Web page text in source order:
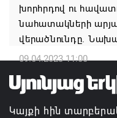
Ռուսաստանի
ուկրաինական
07.08.2026 14:32
TRIP ծրագրով 120
Հայաստանի մի
կլաստերների
խորհրդով ու
նահատակների
վերածնունդը.
09.04.2023 11:00
Կայքի հին